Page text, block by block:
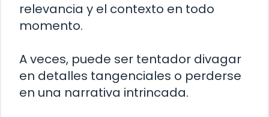
relevancia y el contexto en todo
momento.
A veces, puede ser tentador divagar
en detalles tangenciales o perderse
en una narrativa intrincada.